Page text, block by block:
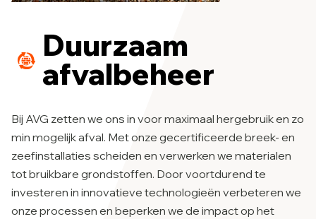
Duurzaam
afvalbeheer
Bij AVG zetten we ons in voor maximaal hergebruik en zo
min mogelijk afval. Met onze gecertificeerde breek- en
zeefinstallaties scheiden en verwerken we materialen
tot bruikbare grondstoffen. Door voortdurend te
investeren in innovatieve technologieën verbeteren we
onze processen en beperken we de impact op het